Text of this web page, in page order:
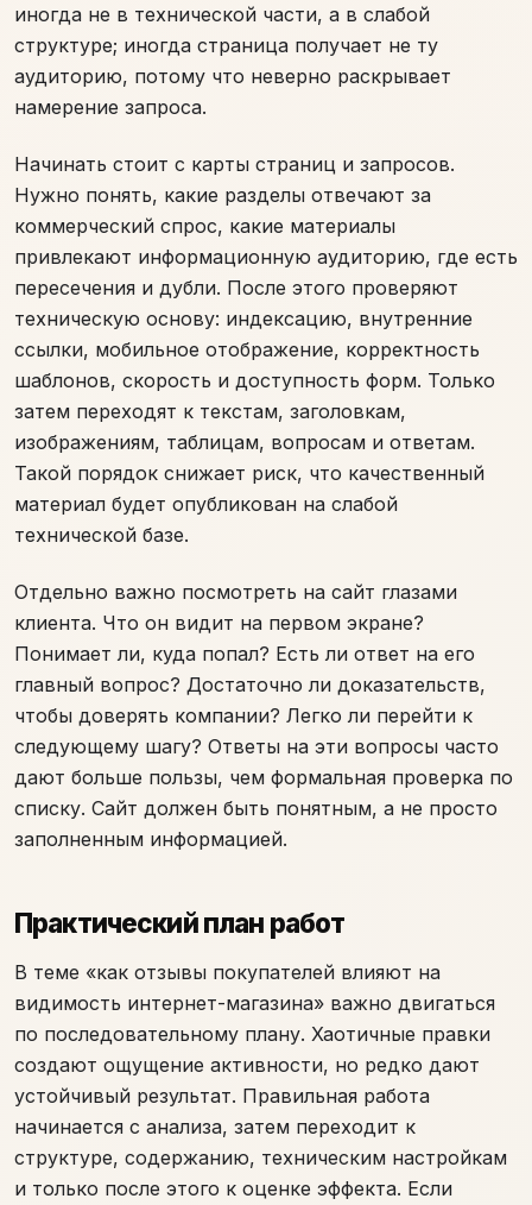
иногда не в технической части, а в слабой
структуре; иногда страница получает не ту
аудиторию, потому что неверно раскрывает
намерение запроса.
Начинать стоит с карты страниц и запросов.
Нужно понять, какие разделы отвечают за
коммерческий спрос, какие материалы
привлекают информационную аудиторию, где есть
пересечения и дубли. После этого проверяют
техническую основу: индексацию, внутренние
ссылки, мобильное отображение, корректность
шаблонов, скорость и доступность форм. Только
затем переходят к текстам, заголовкам,
изображениям, таблицам, вопросам и ответам.
Такой порядок снижает риск, что качественный
материал будет опубликован на слабой
технической базе.
Отдельно важно посмотреть на сайт глазами
клиента. Что он видит на первом экране?
Понимает ли, куда попал? Есть ли ответ на его
главный вопрос? Достаточно ли доказательств,
чтобы доверять компании? Легко ли перейти к
следующему шагу? Ответы на эти вопросы часто
дают больше пользы, чем формальная проверка по
списку. Сайт должен быть понятным, а не просто
заполненным информацией.
Практический план работ
В теме «как отзывы покупателей влияют на
видимость интернет-магазина» важно двигаться
по последовательному плану. Хаотичные правки
создают ощущение активности, но редко дают
устойчивый результат. Правильная работа
начинается с анализа, затем переходит к
структуре, содержанию, техническим настройкам
и только после этого к оценке эффекта. Если